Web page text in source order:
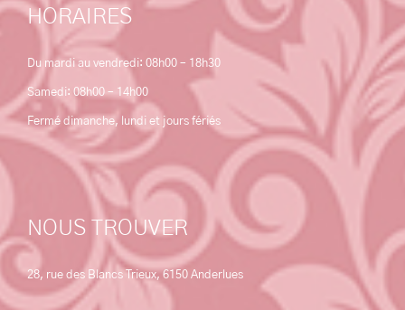
HORAIRES
Du mardi au vendredi: 08h00 – 18h30
Samedi: 08h00 – 14h00
Fermé dimanche, lundi et jours fériés
NOUS TROUVER
28, rue des Blancs Trieux, 6150 Anderlues